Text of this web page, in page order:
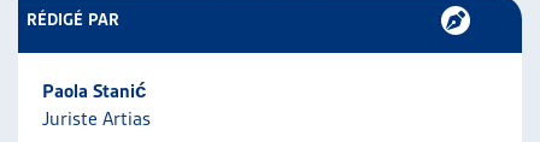
AUTRES
ARTIAS
L’ASSOCIATION
PROJETS ET ACTIVITÉS
RÉDIGÉ PAR
Paola Stanić
Juriste Artias